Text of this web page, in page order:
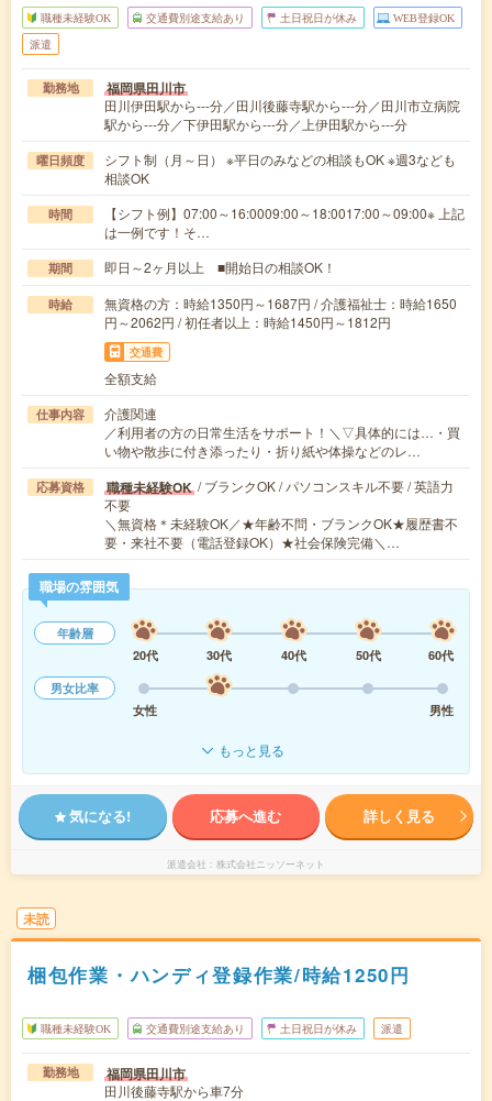
職種未経験OK 交通費別途支給あり 土日祝日が休み WEB登録OK
派遣
勤務地 福岡県田川市
田川伊田駅から---分／田川後藤寺駅から---分／田川市立病院
駅から---分／下伊田駅から---分／上伊田駅から---分
曜日頻度
シフト制（月～日） ※平日のみなどの相談もOK ※週3なども
相談OK
時間
【シフト例】07:00～16:0009:00～18:0017:00～09:00※ 上記
は一例です！そ…
期間 即日～2ヶ月以上 ■開始日の相談OK！
時給
無資格の方：時給1350円～1687円 / 介護福祉士：時給1650
円～2062円 / 初任者以上：時給1450円～1812円
交通費
全額支給
仕事内容
介護関連
／利用者の方の日常生活をサポート！＼▽具体的には…・買
い物や散歩に付き添ったり・折り紙や体操などのレ…
応募資格 職種未経験OK / ブランクOK / パソコンスキル不要 / 英語力
不要
＼無資格＊未経験OK／★年齢不問・ブランクOK★履歴書不
要・来社不要（電話登録OK）★社会保険完備＼…
職場の雰囲気
年齢層
20代
30代 40代 50代
60代
男女比率
女性
男性
もっと見る
気になる! 応募へ進む 詳しく見る
派遣会社 株式会社ニッソーネット
未読
梱包作業・ハンディ登録作業/時給1250円
職種未経験OK 交通費別途支給あり 土日祝日が休み 派遣
勤務地 福岡県田川市
田川後藤寺駅から車7分